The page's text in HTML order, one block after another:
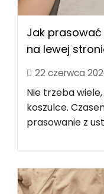
Jak prasować
na lewej
22 czerwca
Nie trzeba
koszulce.
prasowanie z